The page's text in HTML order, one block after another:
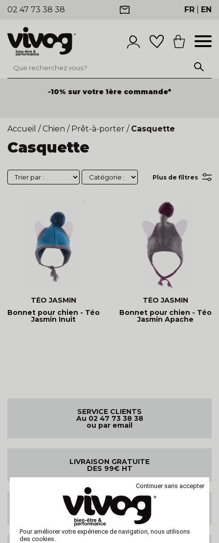
02 47 73 38 38 FR EN
-10% sur votre 1ère commande*
Accueil / Chien / Prêt-à-porter / Casquette
Casquette
Plus de filtres
TÉO JASMIN
Bonnet pour chien - Téo
Jasmin Inuit
TÉO JASMIN
Bonnet pour chien - Téo
Jasmin Apache
SERVICE CLIENTS
Au 02 47 73 38 38
ou par email
LIVRAISON GRATUITE
DES 99€ HT
LIVRAISON PARTOUT
DANS LE MONDE
Continuer sans accepter
Pour améliorer votre expérience de navigation, nous utilisons
des cookies.